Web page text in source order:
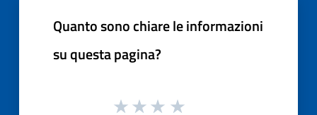
Quanto sono chiare le informazioni
su questa pagina?